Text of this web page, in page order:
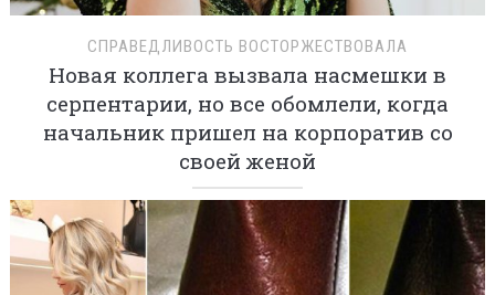
СПРАВЕДЛИВОСТЬ ВОСТОРЖЕСТВОВАЛА
Новая коллега вызвала насмешки в
серпентарии, но все обомлели, когда
начальник пришел на корпоратив со
своей женой